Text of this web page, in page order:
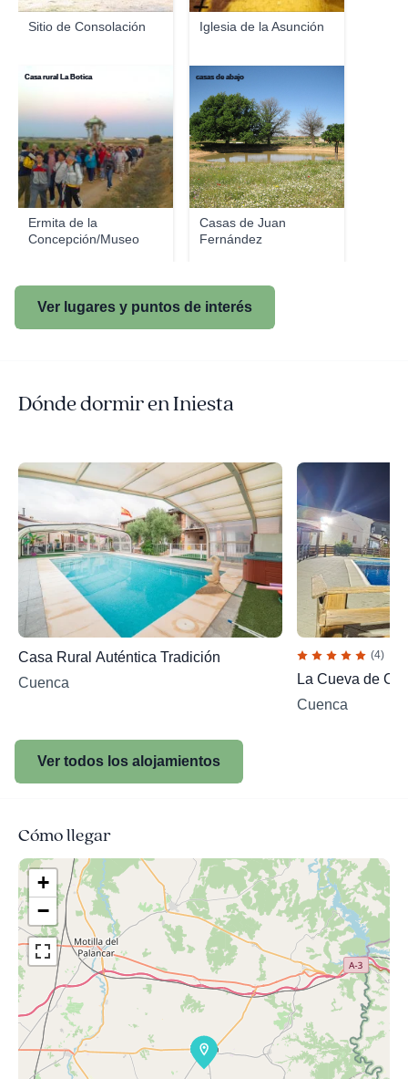
Sitio de Consolación Iglesia de la Asunción
Ermita de la
Concepción/Museo
Casa rural La Botica
Casas de Juan
Fernández
casas de abajo
Ver lugares y puntos de interés
Dónde dormir en Iniesta
Casa Rural Auténtica Tradición
Cuenca
(4)
La Cueva de
Cuenca
Ver todos los alojamientos
Cómo llegar
+
−